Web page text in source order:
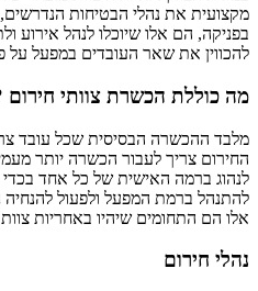
מקצועית את נהלי הבטיחות
בפניקה, הם אלו שיוכלו לנהל אירוע
להכווין את שאר העובדים במפעל על
מה כוללת הכשרת צוותי חירום
מלבד ההכשרה הבסיסית שכל עובד
החירום צריך לעבור הכשרה יותר
לנהוג ברמה האישית של כל אחד
להתנהל ברמת המפעל ולפעול להנחיה
אלו הם התחומים שיהיו באחריות
נהלי חירום